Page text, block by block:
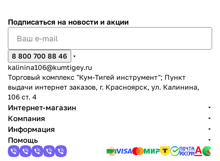
Подписаться на новости и акции
8 800 700 88 46
kalinina106@kumtigey.ru
Торговый комплекс "Кум-Тигей инструмент"; Пункт
выдачи интернет заказов, г. Красноярск, ул. Калинина,
106 ст. 4
Интернет-магазин
Компания
Информация
Помощь